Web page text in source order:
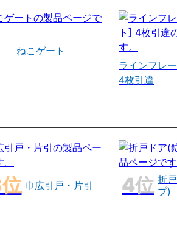
ねこゲート
ラインフレ
4枚引違
巾広引戸・片引
折
プ)